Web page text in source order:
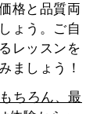
格と品質両
ょう。ご自
レッスンを
ましょう！
ちろん、最